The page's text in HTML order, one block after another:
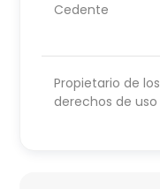
Cedente
Propietario de los
derechos de uso